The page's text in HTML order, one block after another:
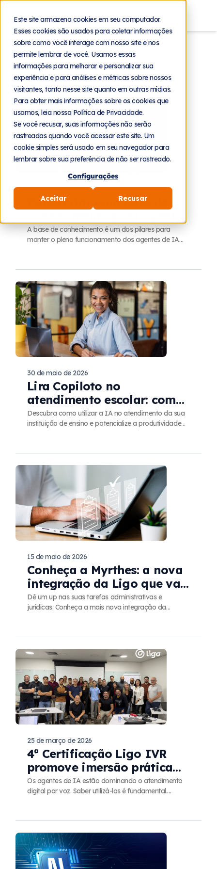
Este site armazena cookies em seu computador.
Esses cookies são usados para coletar informações
sobre como você interage com nosso site e nos
permite lembrar de você. Usamos essas
informações para melhorar e personalizar sua
experiência e para análises e métricas sobre nossos
visitantes, tanto nesse site quanto em outras mídias.
Para obter mais informações sobre os cookies que
usamos, leia nossa Política de Privacidade.
Se você recusar, suas informações não serão
rastreadas quando você acessar este site. Um
cookie simples será usado em seu navegador para
lembrar sobre sua preferência de não ser rastreado.
Configurações
Aceitar Recusar
Blog
Voltar
Categoria:Inovação
Como criar uma base de
de IA por voz?
31 de julho de 2026
A base de conhecimento é um dos pilares para
manter o pleno funcionamento dos agentes de IA
Lira Copiloto no
atendimento escolar: como
funciona e vantagens
30 de maio de 2026
Descubra como utilizar a IA no atendimento da sua
instituição de ensino e potencialize a produtividade
Conheça a Myrthes: a nova
integração da Ligo que vai
facilitar os serviços
jurídicos e administrativos
15 de maio de 2026
Dê um up nas suas tarefas administrativas e
jurídicas. Conheça a mais nova integração da
4ª Certificação Ligo IVR
promove imersão prática
no universo das URAs com
agentes de IA
25 de março de 2026
Os agentes de IA estão dominando o atendimento
digital por voz. Saber utilizá-los é fundamental.